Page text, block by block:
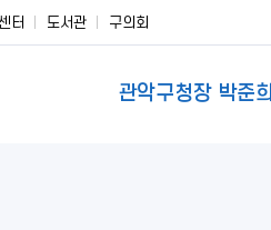
터 도서관 구의회
관악구청장 박준희